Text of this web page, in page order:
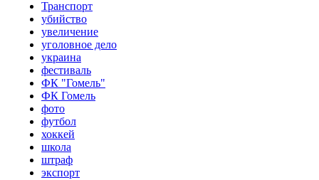
Транспорт
убийство
увеличение
уголовное дело
украина
фестиваль
ФК "Гомель"
ФК Гомель
фото
футбол
хоккей
школа
штраф
экспорт